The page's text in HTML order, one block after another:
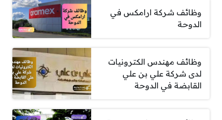
وظائف شركة ارامكس في
الدوحة
وظائف مهندس الكترونيات
لدى شركة علي بن علي
القابضة في الدوحة